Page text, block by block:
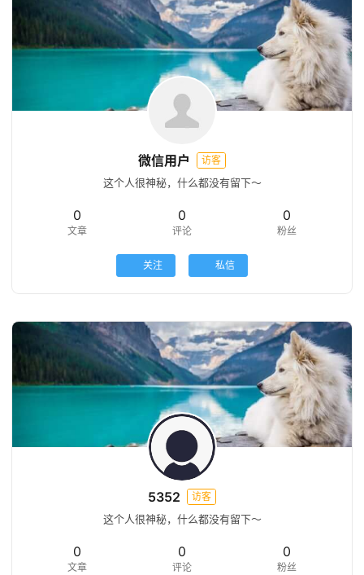
博
主
知
微信用户 访客
这个人很神秘，什么都没有留下～
0
文章
0
评论
0
粉丝
关注 私信
5352 访客
这个人很神秘，什么都没有留下～
0
文章
0
评论
0
粉丝